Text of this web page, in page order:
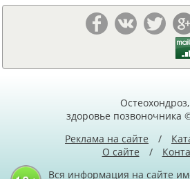
Остеохондроз,
здоровье позвоночника
Реклама на сайте
/
О сайте
/
Вся информация на сайте